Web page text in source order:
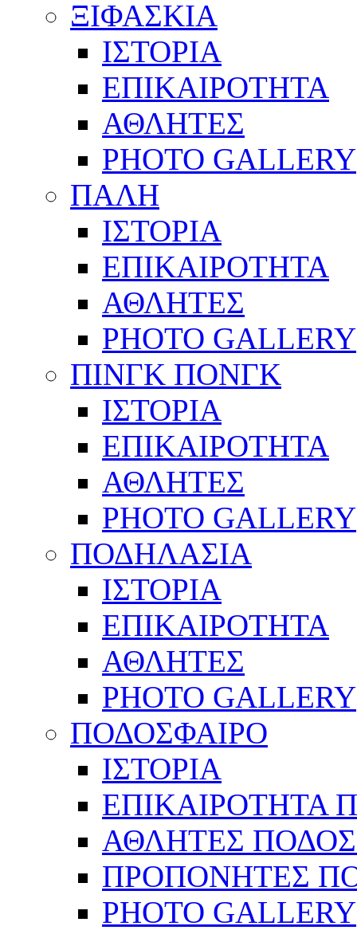
ΞΙΦΑΣΚΙΑ
ΙΣΤΟΡΙΑ
ΕΠΙΚΑΙΡΟΤΗΤΑ
ΑΘΛΗΤΕΣ
PHOTO GALLERY
ΠΑΛΗ
ΙΣΤΟΡΙΑ
ΕΠΙΚΑΙΡΟΤΗΤΑ
ΑΘΛΗΤΕΣ
PHOTO GALLERY
ΠΙΝΓΚ ΠΟΝΓΚ
ΙΣΤΟΡΙΑ
ΕΠΙΚΑΙΡΟΤΗΤΑ
ΑΘΛΗΤΕΣ
PHOTO GALLERY
ΠΟΔΗΛΑΣΙΑ
ΙΣΤΟΡΙΑ
ΕΠΙΚΑΙΡΟΤΗΤΑ
ΑΘΛΗΤΕΣ
PHOTO GALLERY
ΠΟΔΟΣΦΑΙΡΟ
ΙΣΤΟΡΙΑ
ΕΠΙΚΑΙΡΟΤΗΤΑ
ΑΘΛΗΤΕΣ
ΠΡΟΠΟΝΗΤΕΣ
PHOTO GALLERY